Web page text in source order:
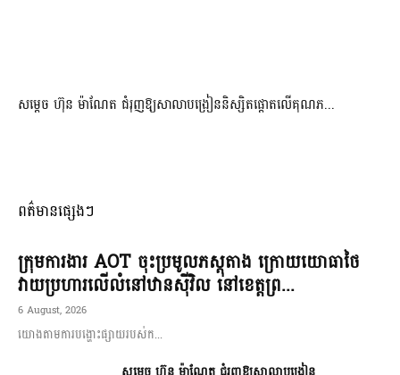
សម្តេច ហ៊ុន ម៉ាណែត ជំរុញឱ្យសាលាបង្រៀននិស្សិតផ្តោតលើគុណភ...
ពត៌មានផ្សេងៗ
ក្រុមការងារ AOT ចុះប្រមូលភស្តុតាង ក្រោយយោធាថៃ
វាយប្រហារលើលំនៅឋានស៊ីវិល នៅខេត្តព្រ...
6 August, 2026
យោងតាមការបង្ហោះផ្សាយរបស់ក...